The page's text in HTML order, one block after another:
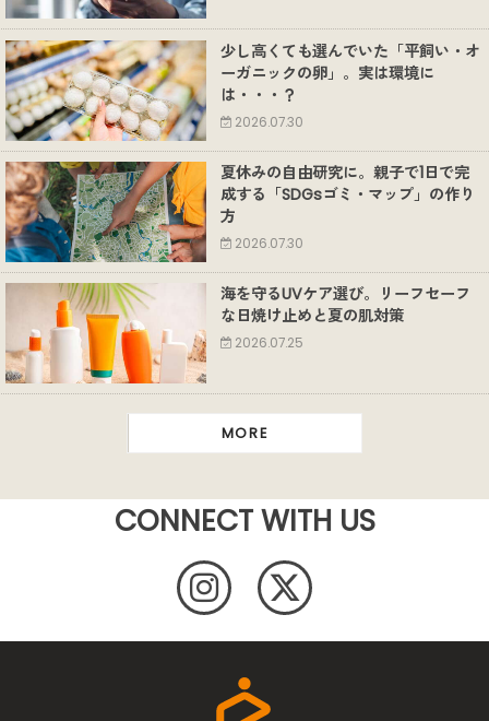
少し高くても選んでいた「平飼い・オ
ーガニックの卵」。実は環境に
は・・・？
2026.07.30
夏休みの自由研究に。親子で1日で完
成する「SDGsゴミ・マップ」の作り
方
2026.07.30
海を守るUVケア選び。リーフセーフ
な日焼け止めと夏の肌対策
2026.07.25
MORE
CONNECT WITH US